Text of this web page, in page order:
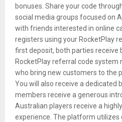
bonuses. Share your code
social media groups focused on
with friends interested in online
registers using your RocketPlay
first deposit, both parties receive
RocketPlay referral code system
who bring new customers to the
You will also receive a dedicated
members receive a generous
Australian players receive a
experience. The platform